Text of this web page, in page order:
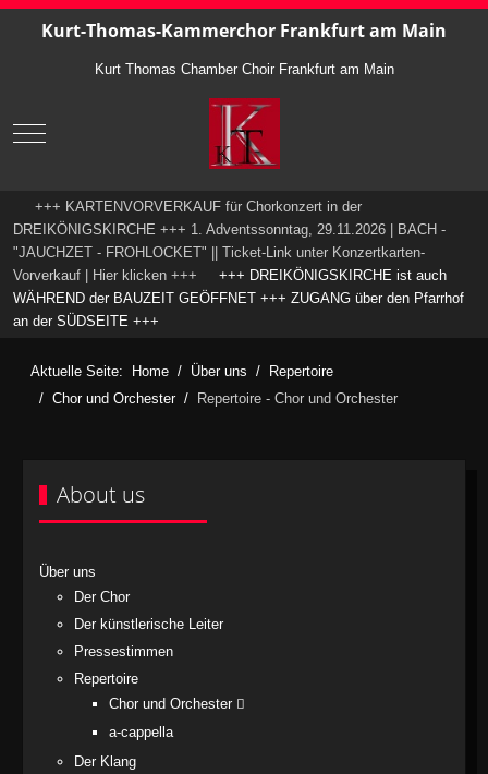
Kurt-Thomas-Kammerchor Frankfurt am Main
Kurt Thomas Chamber Choir Frankfurt am Main
Mobile Menu Toggle
+++ KARTENVORVERKAUF für Chorkonzert in der
DREIKÖNIGSKIRCHE +++ 1. Adventssonntag, 29.11.2026 | BACH -
"JAUCHZET - FROHLOCKET" || Ticket-Link unter Konzertkarten-
Vorverkauf | Hier klicken +++ +++ DREIKÖNIGSKIRCHE ist auch
WÄHREND der BAUZEIT GEÖFFNET +++ ZUGANG über den Pfarrhof
an der SÜDSEITE +++
Aktuelle Seite: Home Über uns
Repertoire
Chor und Orchester
Repertoire - Chor und Orchester
About us
Über uns
Der Chor
Der künstlerische Leiter
Pressestimmen
Repertoire
Chor und Orchester
a-cappella
Der Klang